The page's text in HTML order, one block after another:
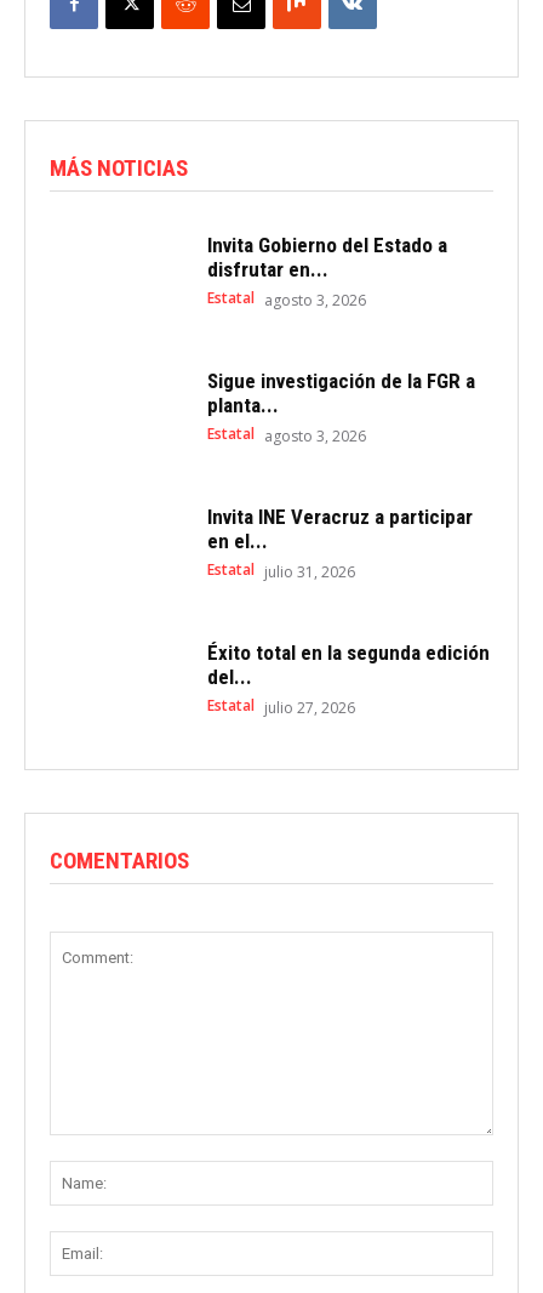
MÁS NOTICIAS
Invita Gobierno del Estado a
disfrutar en...
Estatal agosto 3, 2026
Sigue investigación de la FGR a
planta...
Estatal agosto 3, 2026
Invita INE Veracruz a participar
en el...
Estatal julio 31, 2026
Éxito total en la segunda edición
del...
Estatal julio 27, 2026
COMENTARIOS